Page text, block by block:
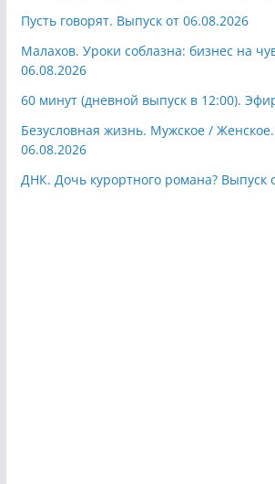
Пусть говорят. Выпуск от 06.08.2026
Малахов. Уроки соблазна: бизнес на
06.08.2026
60 минут (дневной выпуск в 12:00).
Безусловная жизнь. Мужское /
06.08.2026
ДНК. Дочь курортного романа? Выпуск